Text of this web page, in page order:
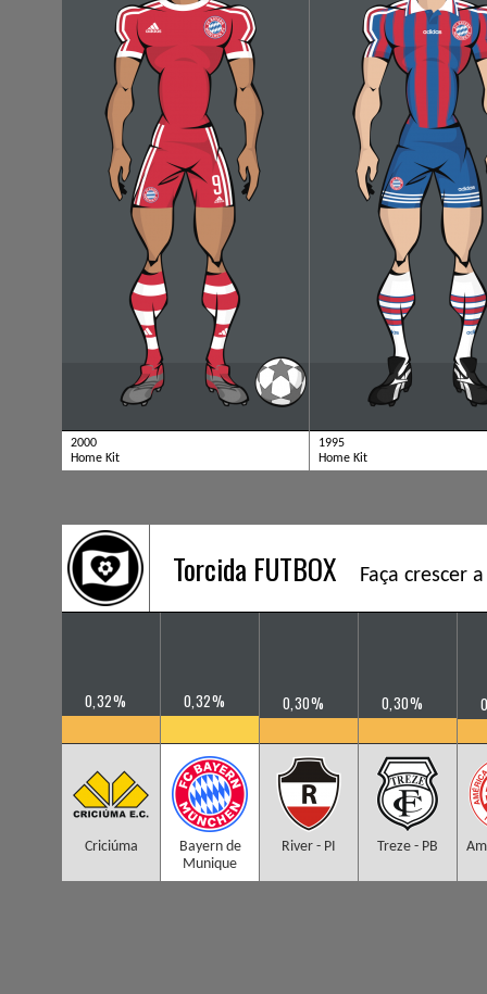
2000
Home Kit
1995
Home Kit
Torcida FUTBOX Faça crescer
0,32%
Criciúma
0,32%
Bayern de
Munique
0,30%
River - PI
0,30%
Treze - PB